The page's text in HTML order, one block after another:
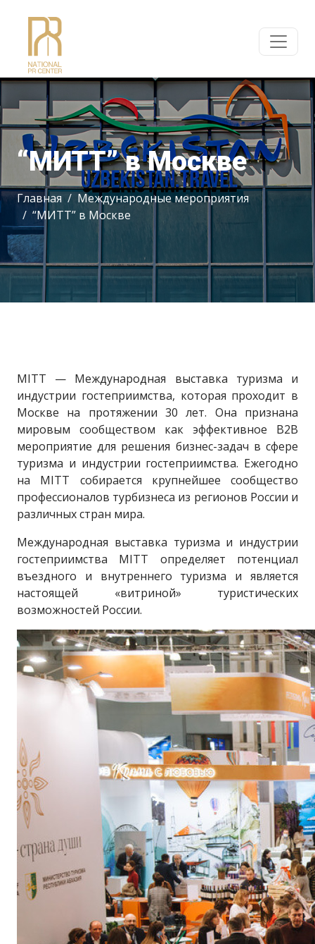
“МИТТ” в Москве
Главная
Международные мероприятия
“МИТТ” в Москве
MITT — Международная выставка туризма и
индустрии гостеприимства, которая проходит в
Москве на протяжении 30 лет. Она признана
мировым сообществом как эффективное B2B
мероприятие для решения бизнес-задач в сфере
туризма и индустрии гостеприимства. Ежегодно
на MITT собирается крупнейшее сообщество
профессионалов турбизнеса из регионов России и
различных стран мира.
Международная выставка туризма и индустрии
гостеприимства MITT определяет потенциал
въездного и внутреннего туризма и является
настоящей «витриной» туристических
возможностей России.